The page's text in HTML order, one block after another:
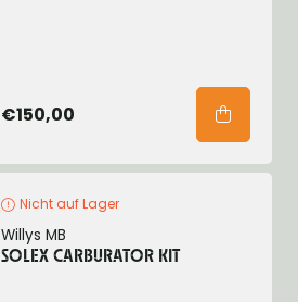
€150,00
Nicht auf Lager
Willys MB
SOLEX CARBURATOR KIT